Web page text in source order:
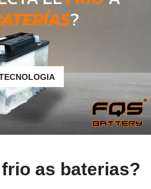
as baterias?